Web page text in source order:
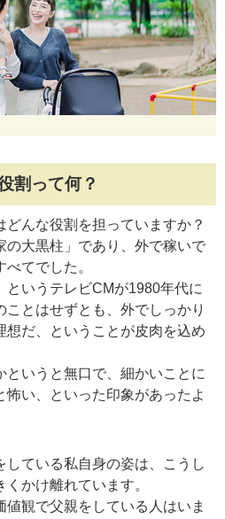
割って何？
んな役割を担っていますか？
の大黒柱」であり、外で稼いで
てでした。
というテレビCMが1980年代に
とはせずとも、外でしっかり
想だ、ということが皮肉を込め
というと無口で、細かいことに
怖い、といった印象があったよ
している私自身の姿は、こうし
かけ離れています。
値観で父親をしている人はいま